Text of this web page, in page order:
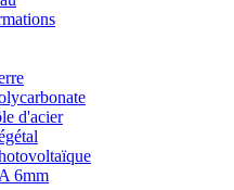
d'acier
6mm